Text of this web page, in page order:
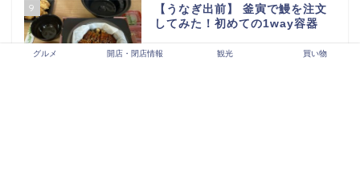
9
【うなぎ出前】 釜寅で鰻を注文
してみた！初めての1way容器
グルメ 開店・閉店情報 観光 買い物